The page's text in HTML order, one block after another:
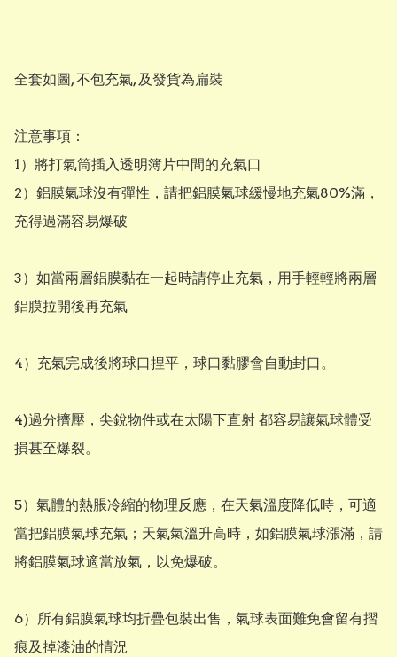
全套如圖, 不包充氣, 及發貨為扁裝
注意事項：
1）將打氣筒插入透明簿片中間的充氣口
2）鋁膜氣球沒有彈性，請把鋁膜氣球緩慢地充氣80%滿，
充得過滿容易爆破
3）如當兩層鋁膜黏在一起時請停止充氣，用手輕輕將兩層
鋁膜拉開後再充氣
4）充氣完成後將球口捏平，球口黏膠會自動封口。
4)過分擠壓，尖銳物件或在太陽下直射 都容易讓氣球體受
損甚至爆裂。
5）氣體的熱脹冷縮的物理反應，在天氣溫度降低時，可適
當把鋁膜氣球充氣；天氣氣溫升高時，如鋁膜氣球漲滿，請
將鋁膜氣球適當放氣，以免爆破。
6）所有鋁膜氣球均折疊包裝出售，氣球表面難免會留有摺
痕及掉漆油的情況